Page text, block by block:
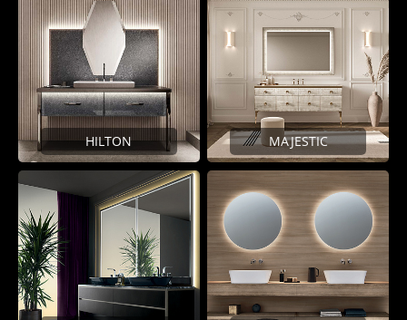
HILTON MAJESTIC